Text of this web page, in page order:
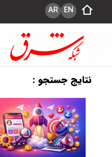
EN
AR
نتایج جستجو :